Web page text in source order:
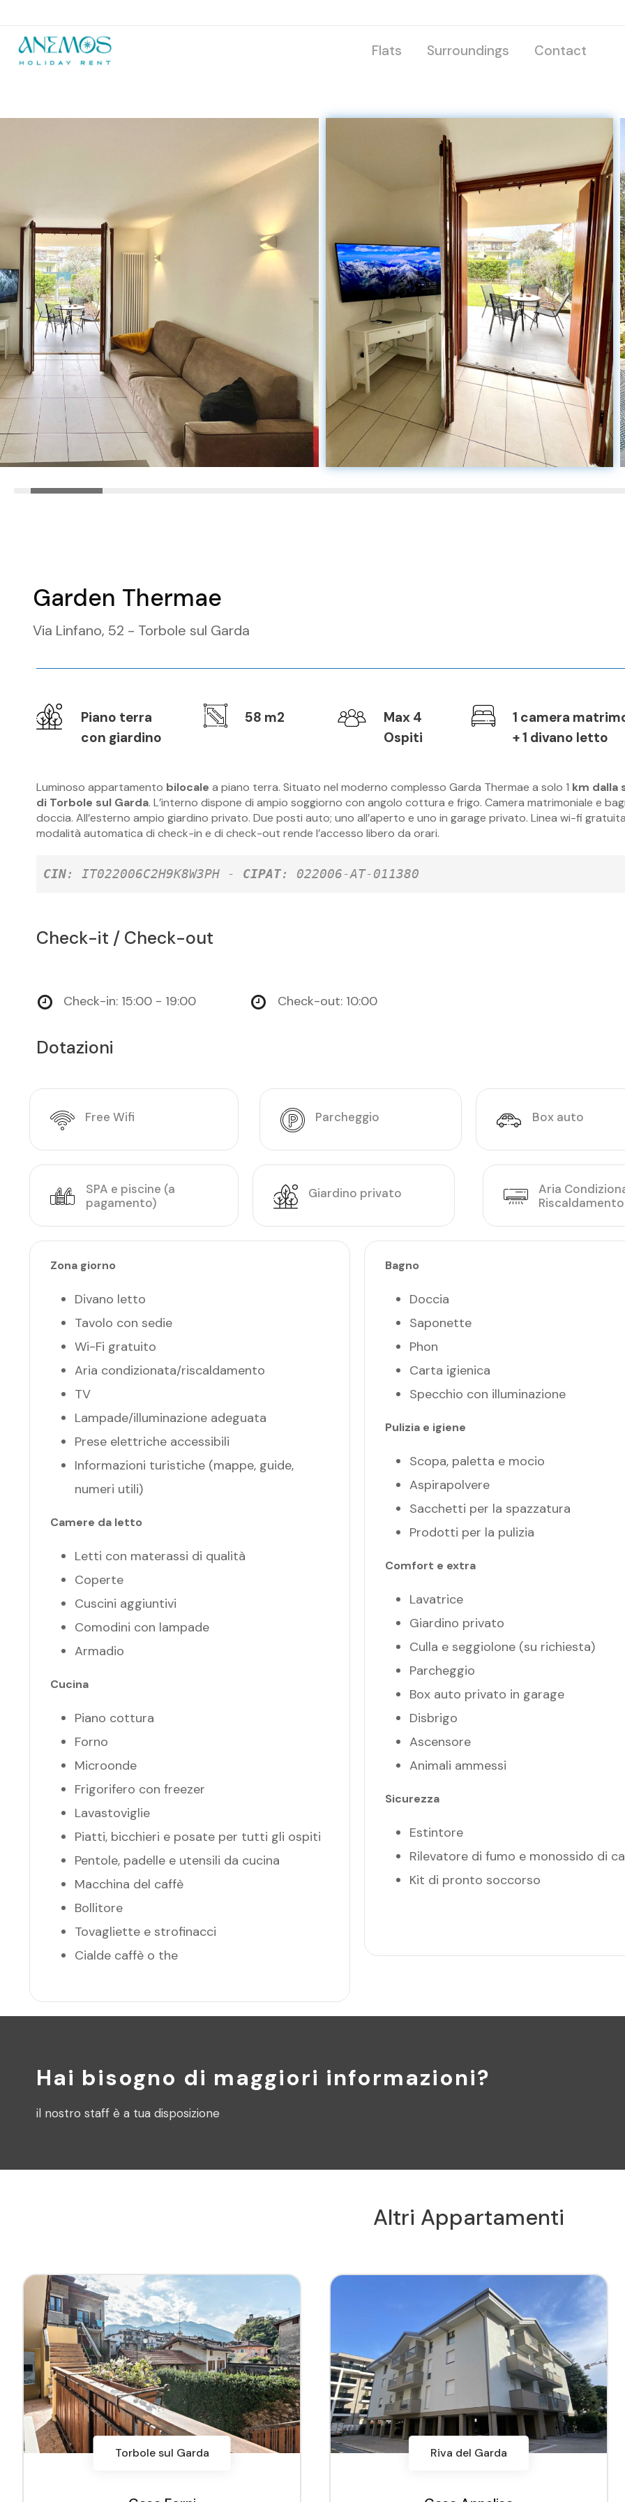
Flats Surroundings Contact
Garden Thermae
Via Linfano, 52 - Torbole sul Garda
Piano terra
con giardino
58 m2
Max 4
Ospiti
1 camera
+ 1 divano letto
Luminoso appartamento bilocale a piano terra. Situato nel moderno complesso Garda Thermae a solo 1 km dalla
di Torbole sul Garda. L’interno dispone di ampio soggiorno con angolo cottura e frigo. Camera matrimoniale e
doccia. All’esterno ampio giardino privato. Due posti auto; uno all’aperto e uno in garage privato. Linea wi-fi
modalità automatica di check-in e di check-out rende l’accesso libero da orari.
CIN: IT022006C2H9K8W3PH - CIPAT: 022006-AT-011380
Check-it / Check-out
Check-in: 15:00 - 19:00 Check-out: 10:00
Dotazioni
Free Wifi Parcheggio Box auto
SPA e piscine (a
pagamento)
Giardino privato
Aria
Riscaldamento
Zona giorno
Divano letto
Tavolo con sedie
Wi-Fi gratuito
Aria condizionata/riscaldamento
TV
Lampade/illuminazione adeguata
Prese elettriche accessibili
Informazioni turistiche (mappe, guide,
numeri utili)
Camere da letto
Letti con materassi di qualità
Coperte
Cuscini aggiuntivi
Comodini con lampade
Armadio
Cucina
Piano cottura
Forno
Microonde
Frigorifero con freezer
Lavastoviglie
Piatti, bicchieri e posate per tutti gli ospiti
Pentole, padelle e utensili da cucina
Macchina del caffè
Bollitore
Tovagliette e strofinacci
Cialde caffè o the
Bagno
Doccia
Saponette
Phon
Carta igienica
Specchio con illuminazione
Pulizia e igiene
Scopa, paletta e mocio
Aspirapolvere
Sacchetti per la spazzatura
Prodotti per la pulizia
Comfort e extra
Lavatrice
Giardino privato
Culla e seggiolone (su richiesta)
Parcheggio
Box auto privato in garage
Disbrigo
Ascensore
Animali ammessi
Sicurezza
Estintore
Rilevatore di fumo e monossido di
Kit di pronto soccorso
Hai bisogno di maggiori informazioni?
il nostro staff è a tua disposizione
Altri Appartamenti
Torbole sul Garda Riva del Garda